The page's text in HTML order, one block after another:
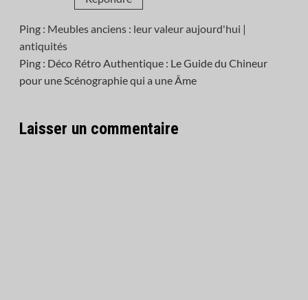
Ping : Meubles anciens : leur valeur aujourd'hui |
antiquités
Ping : Déco Rétro Authentique : Le Guide du Chineur
pour une Scénographie qui a une Âme
Laisser un commentaire